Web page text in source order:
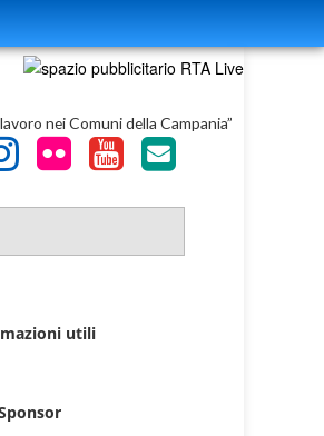
nei Comuni della Campania”
utili